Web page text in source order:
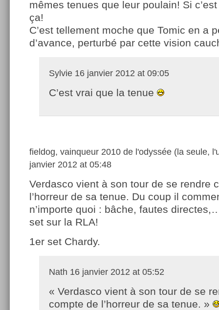
mêmes tenues que leur poulain! Si
ça!
C’est tellement moche que Tomic en a
d’avance, perturbé par cette vision
Sylvie 16 janvier 2012 at 09:05
C’est vrai que la tenue
fieldog, vainqueur 2010 de l'odyssée (la seule,
janvier 2012 at 05:48
Verdasco vient à son tour de se rendre
l’horreur de sa tenue. Du coup il
n’importe quoi : bâche, fautes
set sur la RLA!
1er set Chardy.
Nath 16 janvier 2012 at 05:52
« Verdasco vient à son tour de se
compte de l’horreur de sa tenue. »